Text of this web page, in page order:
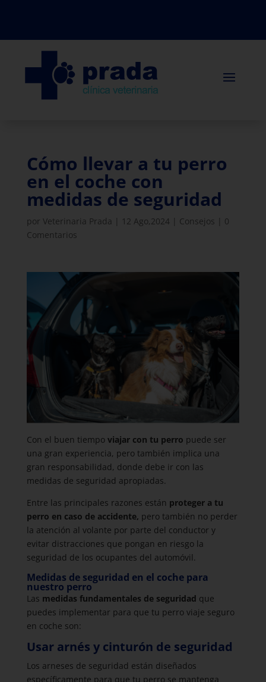
Cómo llevar a tu perro
en el coche con
medidas de seguridad
por Veterinaria Prada 12 Ago,2024 Consejos
0
Comentarios
Con el buen tiempoviajar con tu perro puede ser
una gran experiencia, pero también implica una
gran responsabilidad, donde debe ir con las
medidas de seguridad apropiadas.
Entre las principales razones están proteger a tu
perro en caso de accidente, pero también no perder
la atención al volante por parte del conductor y
evitar distracciones que pongan en riesgo la
seguridad de los ocupantes del automóvil.
Medidas de seguridad en el coche para
nuestro perro
Las medidas fundamentales de seguridad que
puedes implementar para que tu perro viaje seguro
en coche son:
Usar arnés y cinturón de seguridad
Los arneses de seguridad están diseñados
específicamente para que tu perro se mantenga